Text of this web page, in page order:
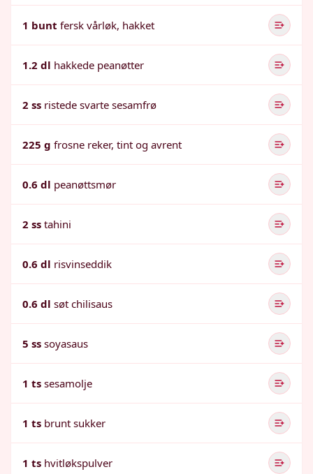
1 bunt fersk vårløk, hakket
1.2 dl hakkede peanøtter
2 ss ristede svarte sesamfrø
225 g frosne reker, tint og avrent
0.6 dl peanøttsmør
2 ss tahini
0.6 dl risvinseddik
0.6 dl søt chilisaus
5 ss soyasaus
1 ts sesamolje
1 ts brunt sukker
1 ts hvitløkspulver